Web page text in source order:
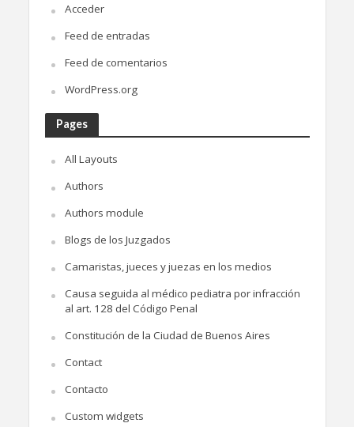
Acceder
Feed de entradas
Feed de comentarios
WordPress.org
Pages
All Layouts
Authors
Authors module
Blogs de los Juzgados
Camaristas, jueces y juezas en los medios
Causa seguida al médico pediatra por infracción
al art. 128 del Código Penal
Constitución de la Ciudad de Buenos Aires
Contact
Contacto
Custom widgets